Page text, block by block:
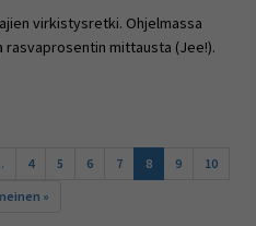
virkistysretki. Ohjelmassa
mittausta (Jee!).
4 5 6 7 8 9
10
»